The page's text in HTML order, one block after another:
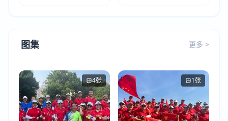
图集 更多 >
4张 1张